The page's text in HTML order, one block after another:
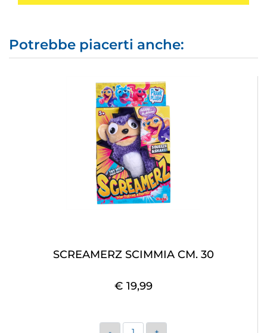
Potrebbe piacerti anche:
SCREAMERZ SCIMMIA CM. 30
€ 19,99
Quantità